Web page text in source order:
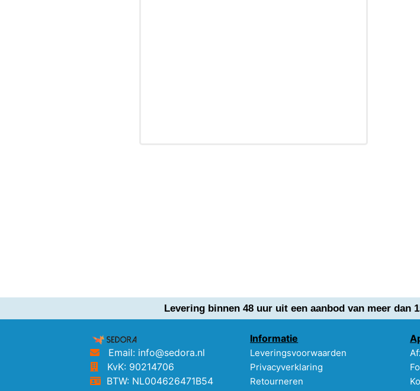
Levering binnen 48 uur uit een aanbod van meer dan
Email: info@sedora.nl
KvK: 90214706
BTW: NL004626471B54
Informatie
Leveringsvoorwaarden
Privacyverklaring
Retourneren